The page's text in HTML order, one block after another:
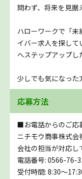
問わず、将来を見据
ハローワークで「
イバー求人を探し
へステップアップし
少しでも気になった
応募方法
■お電話からのご応
ニチモウ商事株式
会社の担当が対応し
電話番号: 0566-76-
受付時間: 8:30～